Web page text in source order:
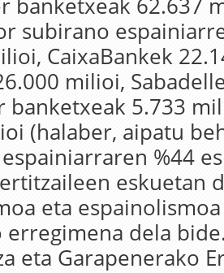
banketxeak 62.637
subirano
CaixaBankek
milioi,
banketxeak 5.733
(halaber, aipatu
%44
eskuetan
eta
erregimena dela
eta Garapenerako